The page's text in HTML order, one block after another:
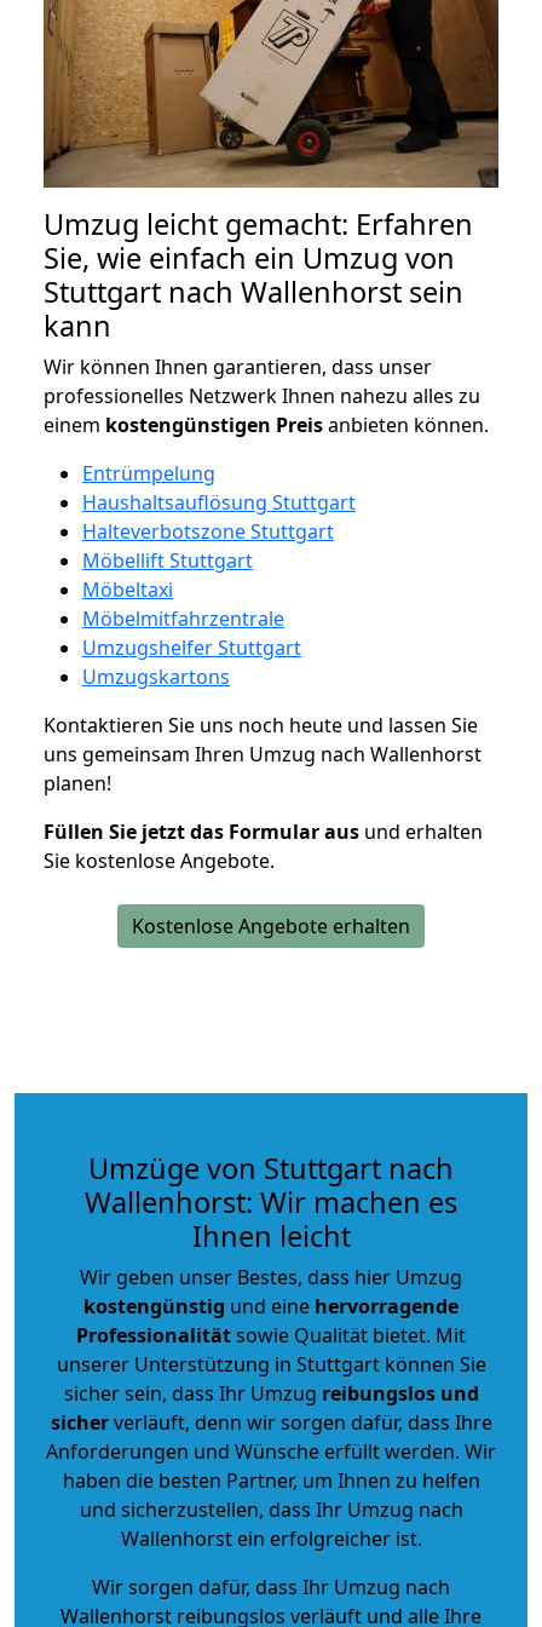
Umzug leicht gemacht: Erfahren
Sie, wie einfach ein Umzug von
Stuttgart nach Wallenhorst sein
kann
Wir können Ihnen garantieren, dass unser
professionelles Netzwerk Ihnen nahezu alles zu
einem kostengünstigen Preisanbieten können.
Entrümpelung
Haushaltsauflösung Stuttgart
Halteverbotszone Stuttgart
Möbellift Stuttgart
Möbeltaxi
Möbelmitfahrzentrale
Umzugshelfer Stuttgart
Umzugskartons
Kontaktieren Sie uns noch heute und lassen Sie
uns gemeinsam Ihren Umzug nach Wallenhorst
planen!
Füllen Sie jetzt das Formular aus und erhalten
Sie kostenlose Angebote.
Kostenlose Angebote erhalten
Umzüge von Stuttgart nach
Wallenhorst: Wir machen es
Ihnen leicht
Wir geben unser Bestes, dass hier Umzug
kostengünstig und eine hervorragende
Professionalitätsowie Qualität bietet. Mit
unserer Unterstützung in Stuttgart können Sie
sicher sein, dass Ihr Umzug reibungslos und
sicherverläuft, denn wir sorgen dafür, dass Ihre
Anforderungen und Wünsche erfüllt werden. Wir
haben die besten Partner, um Ihnen zu helfen
und sicherzustellen, dass Ihr Umzug nach
Wallenhorst ein erfolgreicher ist.
Wir sorgen dafür, dass Ihr Umzug nach
Wallenhorst reibungslos verläuft und alle Ihre